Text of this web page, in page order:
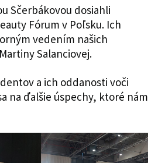
Sčerbákovou dosiahli
Fórum v Poľsku. Ich
vedením našich
Salanciovej.
a ich oddanosti voči
na ďalšie úspechy, ktoré nám